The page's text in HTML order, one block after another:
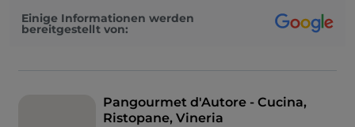
Einige Informationen werden
bereitgestellt von:
Pangourmet d'Autore - Cucina,
Ristopane, Vineria